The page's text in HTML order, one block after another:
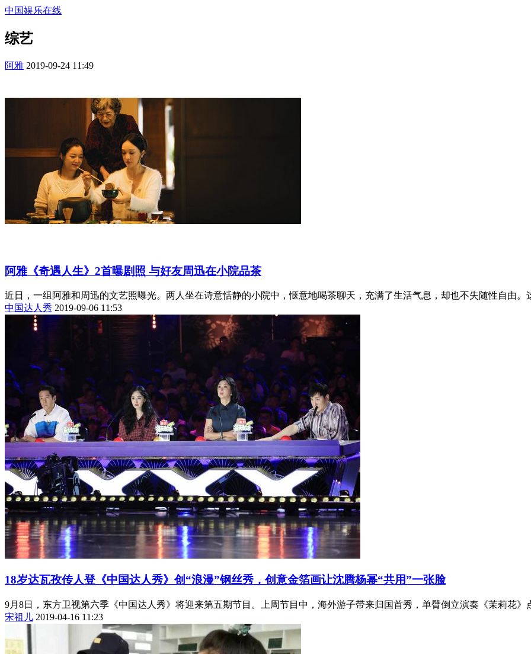
中国娱乐在线
综艺
阿雅 2019-09-24 11:49
阿雅《奇遇人生》2首曝剧照 与好友周迅在小院品茶
近日，一组阿雅和周迅的文艺照曝光。两人坐在诗意恬静的小院中，惬意地喝茶聊天，充满了生活气息，却也不失随性自由。
中国达人秀 2019-09-06 11:53
18岁达瓦孜传人登《中国达人秀》创“浪漫”钢丝秀，创意金箔画让沈腾杨幂“共用”一张脸
9月8日，东方卫视第六季《中国达人秀》将迎来第五期节目。上周节目中，海外游子带来归国首秀，单臂倒立演奏《茉莉花》
宋祖儿 2019-04-16 11:23